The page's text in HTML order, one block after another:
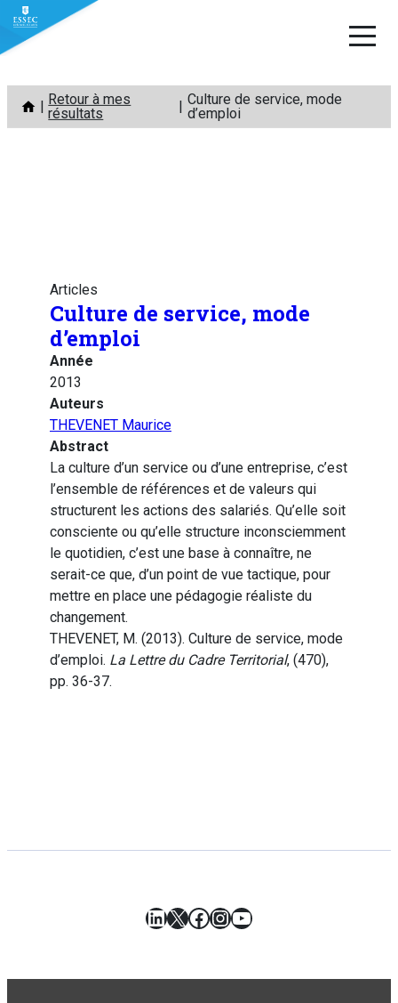
Aller
contenu
Retour à mes
résultats
Culture de service, mode
d’emploi
Articles
Culture de service, mode
d’emploi
Année
2013
Auteurs
THEVENET Maurice
Abstract
La culture d’un service ou d’une entreprise, c’est
l’ensemble de références et de valeurs qui
structurent les actions des salariés. Qu’elle soit
consciente ou qu’elle structure inconsciemment
le quotidien, c’est une base à connaître, ne
serait-ce que, d’un point de vue tactique, pour
mettre en place une pédagogie réaliste du
changement.
THEVENET, M. (2013). Culture de service, mode
d’emploi. La Lettre du Cadre Territorial, (470),
pp. 36-37.
LinkedIn
X Facebook
Instagram
YouTube